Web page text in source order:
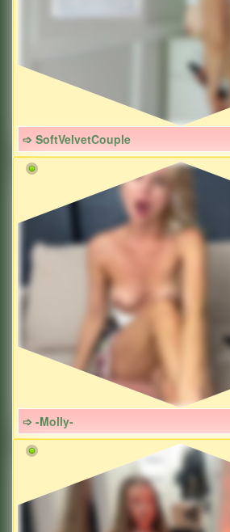
➩ SoftVelvetCouple
➩ -Molly-